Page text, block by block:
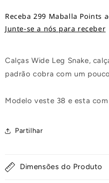
Receba 299 Maballa Points
Junte-se a nós para receber
Calças Wide Leg Snake,
padrão cobra com um
Modelo veste 38 e esta
Partilhar
Dimensões do Produto